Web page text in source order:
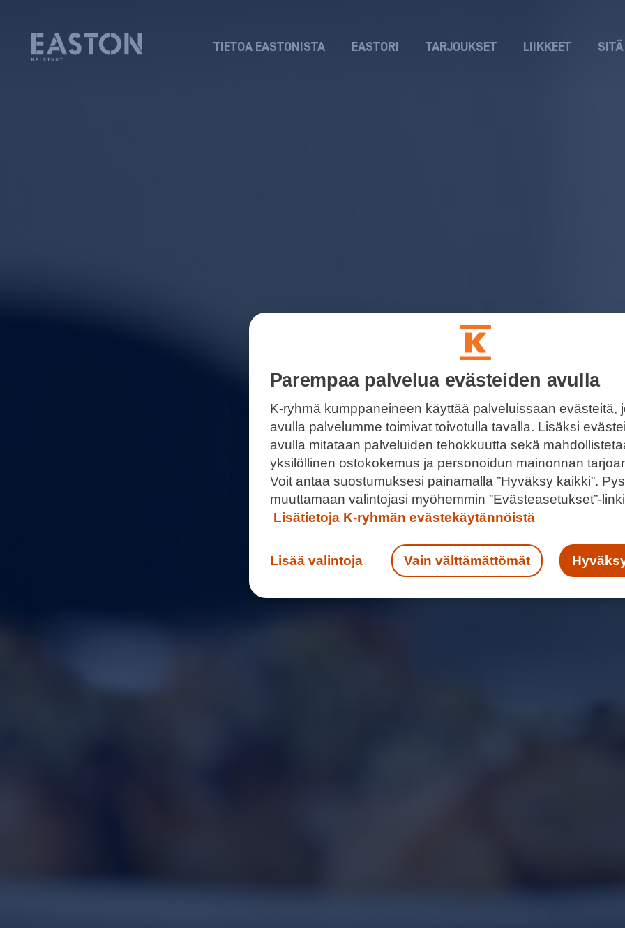
TIETOA EASTONISTA EASTORI TARJOUKSET LIIKKEET
Parempaa palvelua evästeiden avulla
K-ryhmä kumppaneineen käyttää palveluissaan evästeitä,
avulla palvelumme toimivat toivotulla tavalla. Lisäksi
avulla mitataan palveluiden tehokkuutta sekä
yksilöllinen ostokokemus ja personoidun mainonnan
Voit antaa suostumuksesi painamalla ”Hyväksy kaikki”.
muuttamaan valintojasi myöhemmin ”Evästeasetukset”-
Lisätietoja K-ryhmän evästekäytännöistä
Lisää valintoja Vain välttämättömät